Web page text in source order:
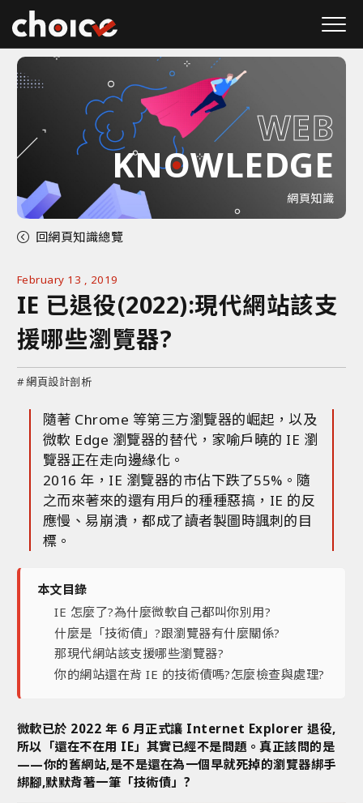
WEB
KNOWLEDGE
網頁知識
回網頁知識總覽
February 13 , 2019
IE 已退役(2022):現代網站該支
援哪些瀏覽器?
#網頁設計剖析
隨著 Chrome 等第三方瀏覽器的崛起，以及
微軟 Edge 瀏覽器的替代，家喻戶曉的 IE 瀏
覽器正在走向邊緣化。
2016 年，IE 瀏覽器的市佔下跌了55%。隨
之而來著來的還有用戶的種種惡搞，IE 的反
應慢、易崩潰，都成了讀者製圖時諷刺的目
標。
本文目錄
IE 怎麼了?為什麼微軟自己都叫你別用?
什麼是「技術債」?跟瀏覽器有什麼關係?
那現代網站該支援哪些瀏覽器?
你的網站還在背 IE 的技術債嗎?怎麼檢查與處理?
微軟已於 2022 年 6 月正式讓 Internet Explorer 退役,
所以「還在不在用 IE」其實已經不是問題。真正該問的是
——你的舊網站,是不是還在為一個早就死掉的瀏覽器綁手
綁腳,默默背著一筆「技術債」?